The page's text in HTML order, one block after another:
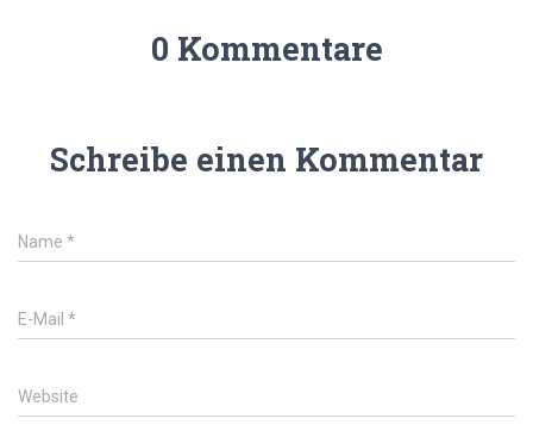
0 Kommentare
Schreibe einen Kommentar
Name *
E-Mail *
Website